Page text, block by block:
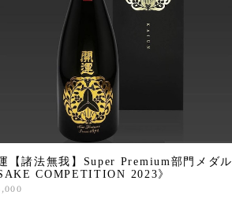
【諸法無我】Super Premium部門メダル
SAKE COMPETITION 2023》